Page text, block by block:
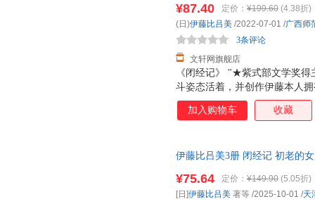
惠咨询在线客服！
《闭经记》 "★紫式部文学奖
斗姿态活着，并创作伊藤本人
三十五岁患忧郁症，离过婚，
居，有三个女儿都在美国，大
法是冲上去，赌一把，做过，
会变老啊！”伊藤在这本书里写
和诙谐生动的笔触枝蔓到生活
¥87.40 定价： ¥199.60 (4.38折)
文轩网旗舰店
3条评论
(日)伊藤比吕美 /2022-07-01 /广西师
加入购物车 收藏
伊藤比吕美3册 闭经记 初老的
发货 85%城市次日送达！团购
¥75.64 定价： ¥149.90 (5.05折)
[日]伊藤比吕美 著等 /2025-10-01 /天